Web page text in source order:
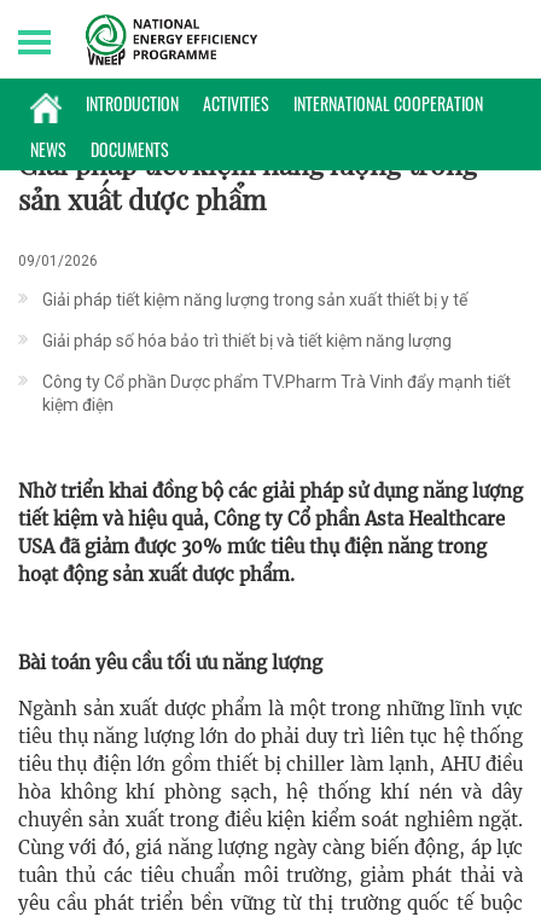
INTRODUCTION ACTIVITIES
INTERNATIONAL COOPERATION
NEWS
DOCUMENTS
Saturday, 08/08/2026 | 06:04 GMT+7
ĐIỂN HÌNH
Giải pháp tiết kiệm năng lượng trong
sản xuất dược phẩm
09/01/2026
Giải pháp tiết kiệm năng lượng trong sản xuất thiết bị y tế
Giải pháp số hóa bảo trì thiết bị và tiết kiệm năng lượng
Công ty Cổ phần Dược phẩm TV.Pharm Trà Vinh đẩy mạnh tiết
kiệm điện
Nhờ triển khai đồng bộ các giải pháp sử dụng năng lượng
tiết kiệm và hiệu quả, Công ty Cổ phần Asta Healthcare
USA đã giảm được 30% mức tiêu thụ điện năng trong
hoạt động sản xuất dược phẩm.
Bài toán yêu cầu tối ưu năng lượng
Ngành sản xuất dược phẩm là một trong những lĩnh vực
tiêu thụ năng lượng lớn do phải duy trì liên tục hệ thống
tiêu thụ điện lớn gồm thiết bị chiller làm lạnh, AHU điều
hòa không khí phòng sạch, hệ thống khí nén và dây
chuyền sản xuất trong điều kiện kiểm soát nghiêm ngặt.
Cùng với đó, giá năng lượng ngày càng biến động, áp lực
tuân thủ các tiêu chuẩn môi trường, giảm phát thải và
yêu cầu phát triển bền vững từ thị trường quốc tế buộc